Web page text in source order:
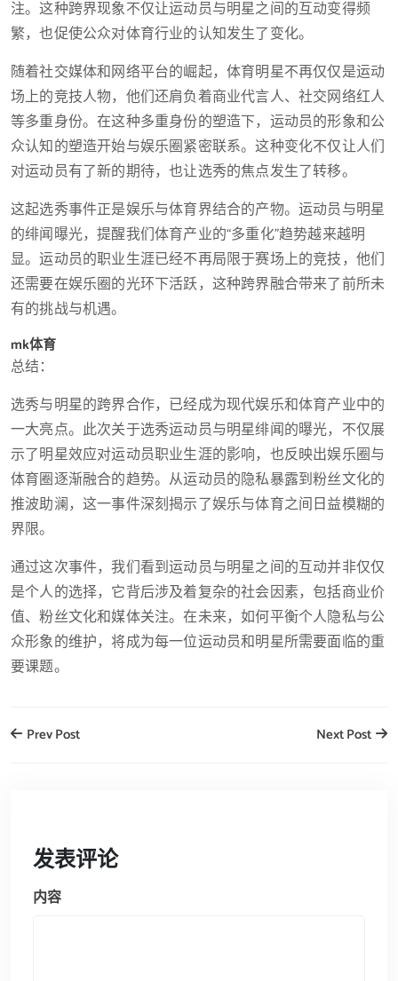
注。这种跨界现象不仅让运动员与明星之间的互动变得频
繁，也促使公众对体育行业的认知发生了变化。
随着社交媒体和网络平台的崛起，体育明星不再仅仅是运动
场上的竞技人物，他们还肩负着商业代言人、社交网络红人
等多重身份。在这种多重身份的塑造下，运动员的形象和公
众认知的塑造开始与娱乐圈紧密联系。这种变化不仅让人们
对运动员有了新的期待，也让选秀的焦点发生了转移。
这起选秀事件正是娱乐与体育界结合的产物。运动员与明星
的绯闻曝光，提醒我们体育产业的“多重化”趋势越来越明
显。运动员的职业生涯已经不再局限于赛场上的竞技，他们
还需要在娱乐圈的光环下活跃，这种跨界融合带来了前所未
有的挑战与机遇。
mk体育
总结：
选秀与明星的跨界合作，已经成为现代娱乐和体育产业中的
一大亮点。此次关于选秀运动员与明星绯闻的曝光，不仅展
示了明星效应对运动员职业生涯的影响，也反映出娱乐圈与
体育圈逐渐融合的趋势。从运动员的隐私暴露到粉丝文化的
推波助澜，这一事件深刻揭示了娱乐与体育之间日益模糊的
界限。
通过这次事件，我们看到运动员与明星之间的互动并非仅仅
是个人的选择，它背后涉及着复杂的社会因素，包括商业价
值、粉丝文化和媒体关注。在未来，如何平衡个人隐私与公
众形象的维护，将成为每一位运动员和明星所需要面临的重
要课题。
Prev Post Next Post
发表评论
内容